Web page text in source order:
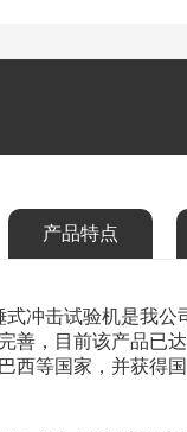
产品特点
冲击试验机是我公
善，目前该产品已
西等国家，并获得